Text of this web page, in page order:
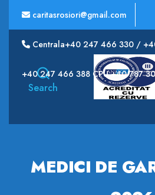
caritasrosiori@gmail.com
Centrala+40 247 466 330 /
+40 247 466 388 CPU +40 787
Search
MEDICI DE